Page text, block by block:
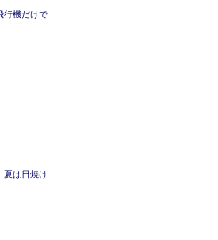
行機だけで
夏は日焼け